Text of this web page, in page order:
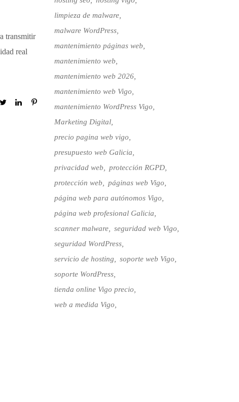
transmitir
real
limpieza de malware
malware WordPress
mantenimiento páginas web
mantenimiento web
mantenimiento web 2026
mantenimiento web Vigo
mantenimiento WordPress Vigo
Marketing Digital
precio pagina web vigo
presupuesto web Galicia
privacidad web
protección RGPD
protección web
páginas web Vigo
página web para autónomos Vigo
página web profesional Galicia
scanner malware
seguridad web Vigo
seguridad WordPress
servicio de hosting
soporte web Vigo
soporte WordPress
tienda online Vigo precio
web a medida Vigo